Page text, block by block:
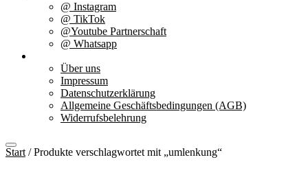
@ Instagram
@ TikTok
@Youtube Partnerschaft
@ Whatsapp
Über uns
Impressum
Datenschutzerklärung
Allgemeine Geschäftsbedingungen (AGB)
Widerrufsbelehrung
Start / Produkte verschlagwortet mit „umlenkung“